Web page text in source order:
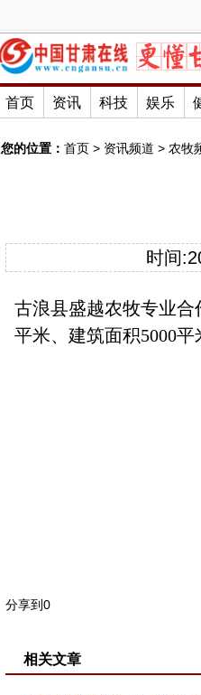
首页 资讯 科技 娱乐
您的位置： 首页 > 资讯频道 > 农牧
时间
古浪县盛越农牧专业合
平米、建筑面积5000平
分享到0
相关文章